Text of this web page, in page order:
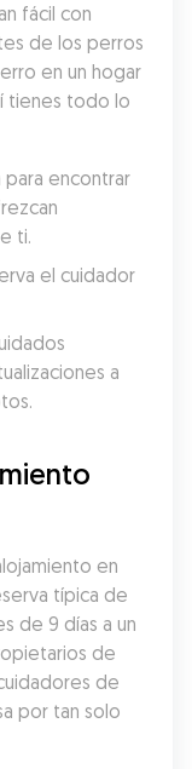
fácil con
de los perros
en un hogar
tienes todo lo
para encontrar
ti.
el cuidador
a
en
típica de
de 9 días a un
de
de
por tan solo